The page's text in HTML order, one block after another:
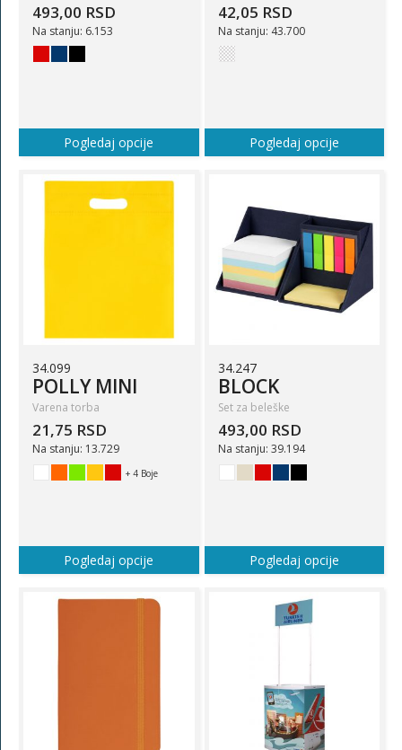
493,00 RSD
Na stanju: 6.153
Pogledaj opcije
42,05 RSD
Na stanju: 43.700
Pogledaj opcije
34.099
POLLY MINI
Varena torba
21,75 RSD
Na stanju: 13.729
+ 4 Boje
Pogledaj opcije
34.247
BLOCK
Set za beleške
493,00 RSD
Na stanju: 39.194
Pogledaj opcije